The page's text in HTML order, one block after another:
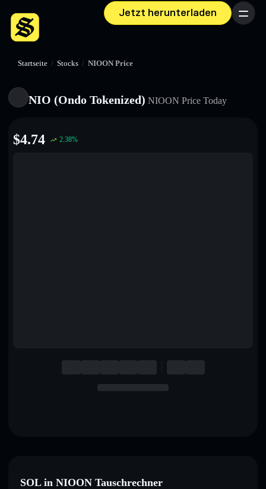
Jetzt herunterladen Menü
Startseite / Stocks / NIOON Price
NIO (Ondo Tokenized) NIOON Price Today
$4.74 2.38%
SOL in NIOON Tauschrechner